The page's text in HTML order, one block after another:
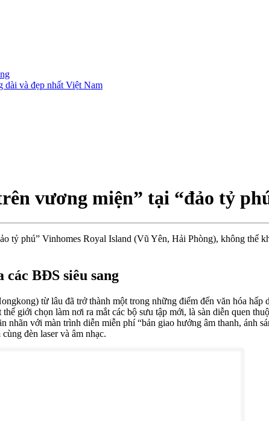
dài và đẹp nhất Việt Nam
vương miện” tại “đảo tỷ
tỷ phú” Vinhomes Royal Island (Vũ Yên, Hải Phòng), không thể
BĐS siêu sang
từ lâu đã trở thành một trong những điểm đến văn hóa
giới chọn làm nơi ra mắt các bộ sưu tập mới, là sàn diễn quen
với màn trình diễn miễn phí “bản giao hưởng âm thanh, ánh
đèn laser và âm nhạc.